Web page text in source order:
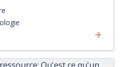
le feu est produit. Sous forme
et vulgarisée, on met en
combustion, du dégagement
La notion de triangle de